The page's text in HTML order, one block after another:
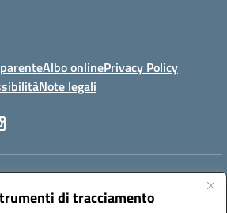
di tracciamento
Albo onlinePrivacy Policy
Note legali
Email:baic882008@istruzione.it